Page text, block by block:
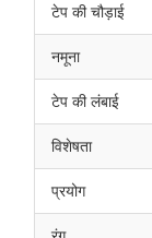
टेप की चौड़ाई
नमूना
टेप की लंबाई
विशेषता
प्रयोग